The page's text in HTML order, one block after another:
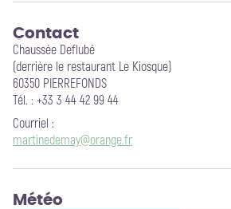
Contact
Chaussée Deflubé
(derrière le restaurant Le Kiosque)
60350 PIERREFONDS
Tél. : +33 3 44 42 99 44
Courriel :
martinedemay@orange.fr
Météo